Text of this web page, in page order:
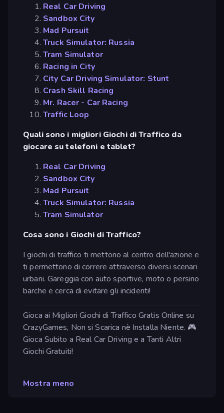
Real Car Driving
Sandbox City
Mad Pursuit
Truck Simulator: Russia
Tram Simulator
Racing in City
City Car Driving Simulator: Stunt
Crash Skill Racing
Mr. Racer - Car Racing
Traffic Loop
Quali sono i migliori Giochi di Traffico da
giocare su telefoni e tablet?
Real Car Driving
Sandbox City
Mad Pursuit
Truck Simulator: Russia
Tram Simulator
Cosa sono i Giochi di Traffico?
I giochi di traffico ti mettono al centro dell'azione e
ti permettono di correre attraverso diversi scenari
urbani. Gareggia con auto sportive, moto o persino
barche e cerca di evitare gli incidenti!
Gioca ai Migliori Giochi di Traffico Gratis Online su
CrazyGames, Non si Scarica nè Installa Niente. 🎮
Gioca Subito a Real Car Driving e a Tanti Altri
Giochi Gratuiti!
Mostra meno